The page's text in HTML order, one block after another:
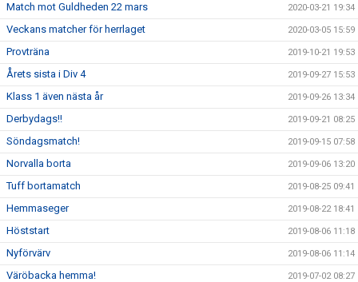
Match mot Guldheden 22 mars 2020-03-21 19:34
Veckans matcher för herrlaget 2020-03-05 15:59
Provträna 2019-10-21 19:53
Årets sista i Div 4 2019-09-27 15:53
Klass 1 även nästa år 2019-09-26 13:34
Derbydags!! 2019-09-21 08:25
Söndagsmatch! 2019-09-15 07:58
Norvalla borta 2019-09-06 13:20
Tuff bortamatch 2019-08-25 09:41
Hemmaseger 2019-08-22 18:41
Höststart 2019-08-06 11:18
Nyförvärv 2019-08-06 11:14
Väröbacka hemma! 2019-07-02 08:27